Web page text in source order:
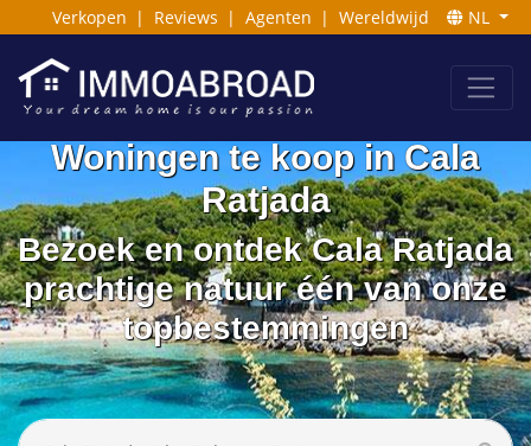
Verkopen | Reviews | Agenten | Wereldwijd NL
Woningen te koop in Cala
Ratjada
Bezoek en ontdek Cala Ratjada
prachtige natuur één van onze
topbestemmingen